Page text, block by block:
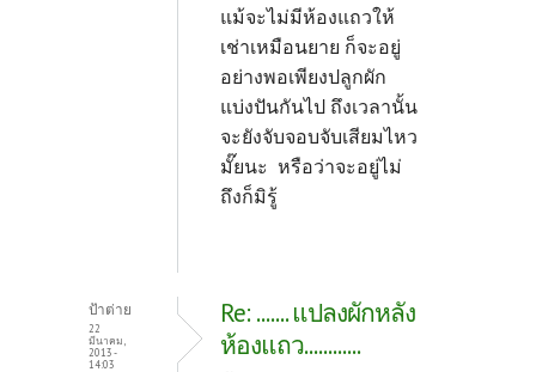
แม้จะไม่มีห้องแถวให้
เช่าเหมือนยาย ก็จะอยู่
อย่างพอเพียงปลูกผัก
แบ่งปันกันไป ถึงเวลานั้น
จะยังจับจอบจับเสียมไหว
มั๊ยนะ หรือว่าจะอยู่ไม่
ถึงก็มิรู้
ป้าต่าย
22
มีนาคม,
2013 -
14:03
Re: ....... แปลงผักหลัง
ห้องแถว............